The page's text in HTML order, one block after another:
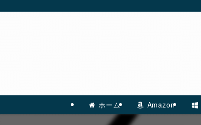
ホーム Amazon